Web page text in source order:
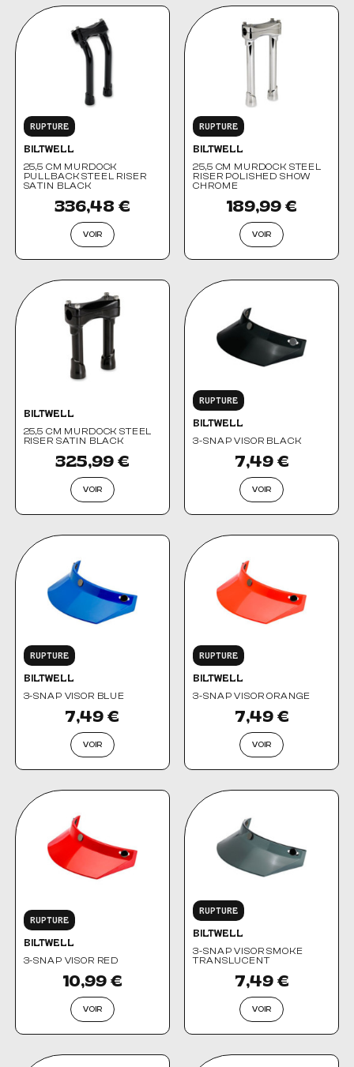
RUPTURE
BILTWELL
25,5 CM MURDOCK
PULLBACK STEEL RISER
SATIN BLACK
336,48 €
VOIR
RUPTURE
BILTWELL
25,5 CM MURDOCK STEEL
RISER POLISHED SHOW
CHROME
189,99 €
VOIR
BILTWELL
25,5 CM MURDOCK STEEL
RISER SATIN BLACK
325,99 €
VOIR
RUPTURE
BILTWELL
3-SNAP VISOR BLACK
7,49 €
VOIR
RUPTURE
BILTWELL
3-SNAP VISOR BLUE
7,49 €
VOIR
RUPTURE
BILTWELL
3-SNAP VISOR ORANGE
7,49 €
VOIR
RUPTURE
BILTWELL
3-SNAP VISOR RED
10,99 €
VOIR
RUPTURE
BILTWELL
3-SNAP VISOR SMOKE
TRANSLUCENT
7,49 €
VOIR